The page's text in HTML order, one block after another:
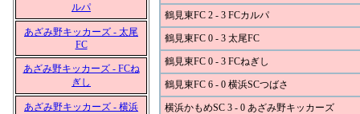
ルパ
あざみ野キッカーズ - 太尾
FC
あざみ野キッカーズ - FCね
ぎし
あざみ野キッカーズ - 横浜
鶴見東FC 2 - 3 FCカルパ
鶴見東FC 0 - 3 太尾FC
鶴見東FC 0 - 3 FCねぎし
鶴見東FC 6 - 0 横浜SCつばさ
横浜かもめSC 3 - 0 あざみ野キッカーズ